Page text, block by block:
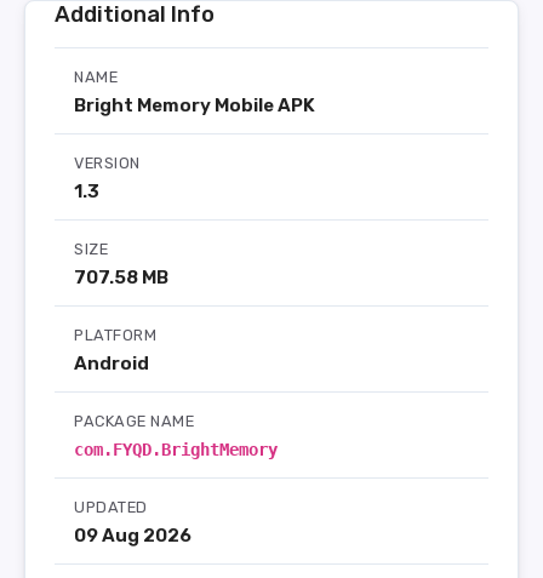
Additional Info
NAME
Bright Memory Mobile APK
VERSION
1.3
SIZE
707.58 MB
PLATFORM
Android
PACKAGE NAME
com.FYQD.BrightMemory
UPDATED
09 Aug 2026